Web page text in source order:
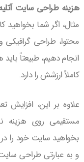
هزینه طراحی سایت
مثال، اگر شما بخواهید
محتوا، طراحی گرافیکی
انجام دهیم، طبیعتاً باید
کاملاً ارزشش را دارد.
علاوه بر این، افزایش
مستقیمی روی هزینه
بخواهید سایت خود را
و به عبارتی طراحی